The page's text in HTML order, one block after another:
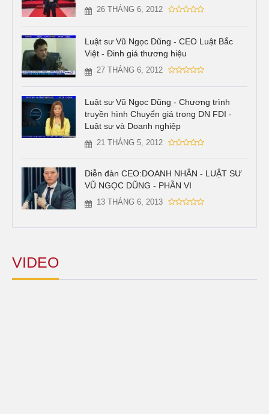
26 THÁNG 6, 2012
Luật sư Vũ Ngọc Dũng - CEO Luật Bắc
Việt - Đinh giá thương hiệu
27 THÁNG 6, 2012
Luật sư Vũ Ngọc Dũng - Chương trình
truyền hình Chuyển giá trong DN FDI -
Luật sư và Doanh nghiệp
21 THÁNG 5, 2012
Diễn đàn CEO:DOANH NHÂN - LUẬT SƯ
VŨ NGỌC DŨNG - PHẦN VI
13 THÁNG 6, 2013
VIDEO